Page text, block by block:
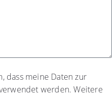
dass meine Daten zur
werden. Weitere